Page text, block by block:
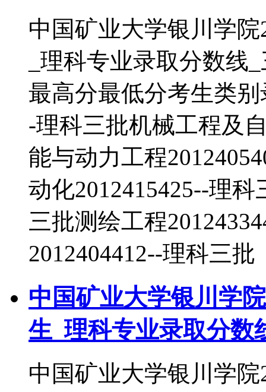
中国矿业大学银川学
_理科专业录取分数线
最高分最低分考生类
-理科三批机械工程及
能与动力工程
动化2012415425--理
三批测绘工程
2012404412--理科三批
中国矿业大学银川学
生_理科专业录取分数
中国矿业大学银川学